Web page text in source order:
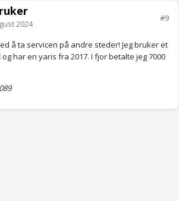
2024
#9
å ta servicen på andre steder! Jeg bruker et
har en yaris fra 2017. I fjor betalte jeg 7000